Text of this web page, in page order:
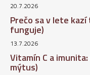
20.7.2026
Prečo sa v lete
funguje)
13.7.2026
Vitamín C a
mýtus)